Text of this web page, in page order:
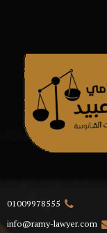
01009978555
info@ramy-lawyer.com